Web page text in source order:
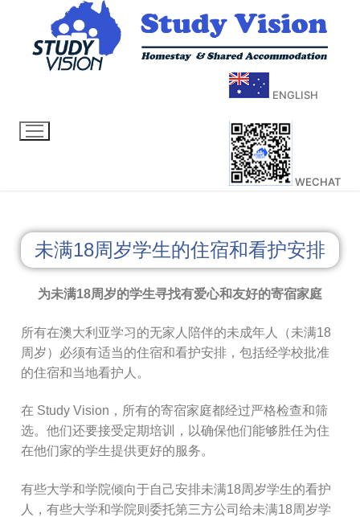
ENGLISH
WECHAT
未满18周岁学生的住宿和看护安排
为未满18周岁的学生寻找有爱心和友好的寄宿家庭
所有在澳大利亚学习的无家人陪伴的未成年人（未满18
周岁）必须有适当的住宿和看护安排，包括经学校批准
的住宿和当地看护人。
在 Study Vision，所有的寄宿家庭都经过严格检查和筛
选。他们还要接受定期培训，以确保他们能够胜任为住
在他们家的学生提供更好的服务。
有些大学和学院倾向于自己安排未满18周岁学生的看护
人，有些大学和学院则委托第三方公司给未满18周岁学